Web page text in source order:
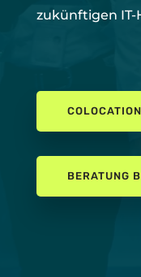
zukünftigen
BERATUNG